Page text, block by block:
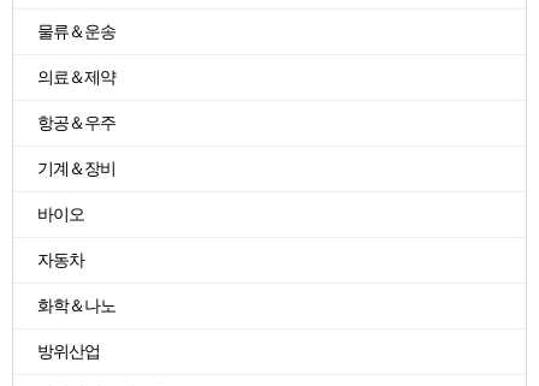
물류＆운송
의료＆제약
항공＆우주
기계＆장비
바이오
자동차
화학＆나노
방위산업